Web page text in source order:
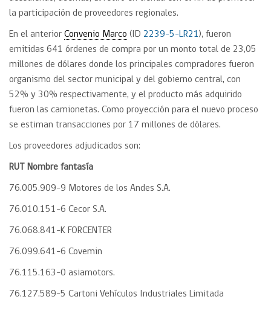
la participación de proveedores regionales.
En el anterior Convenio Marco (ID 2239-5-LR21), fueron
emitidas 641 órdenes de compra por un monto total de 23,05
millones de dólares donde los principales compradores fueron
organismo del sector municipal y del gobierno central, con
52% y 30% respectivamente, y el producto más adquirido
fueron las camionetas. Como proyección para el nuevo proceso
se estiman transacciones por 17 millones de dólares.
Los proveedores adjudicados son:
RUT Nombre fantasía
76.005.909-9 Motores de los Andes S.A.
76.010.151-6 Cecor S.A.
76.068.841-K FORCENTER
76.099.641-6 Covemin
76.115.163-0 asiamotors.
76.127.589-5 Cartoni Vehículos Industriales Limitada